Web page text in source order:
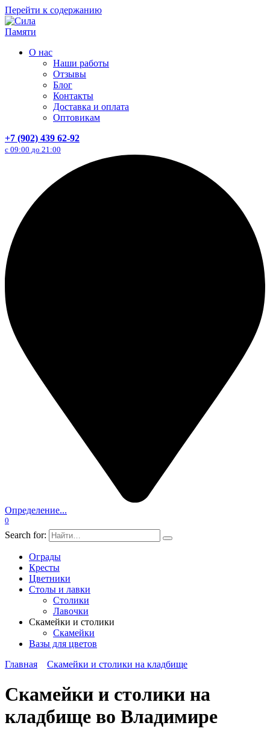
Перейти к содержанию
О нас
Наши работы
Отзывы
Блог
Контакты
Доставка и оплата
Оптовикам
+7 (902) 439 62-92
с 09:00 до 21:00
Определение...
0
Search for:
Ограды
Кресты
Цветники
Столы и лавки
Столики
Лавочки
Скамейки и столики
Скамейки
Вазы для цветов
Главная
Скамейки и столики на кладбище
Скамейки и столики на
кладбище во Владимире